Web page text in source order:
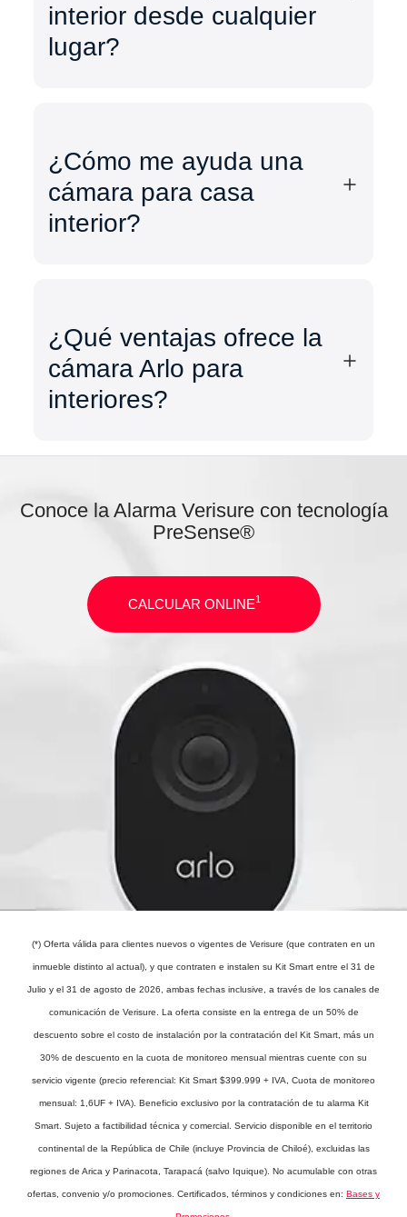
interior desde cualquier
lugar?
¿Cómo me ayuda una
cámara para casa
interior?
¿Qué ventajas ofrece la
cámara Arlo para
interiores?
Conoce la Alarma Verisure con tecnología
PreSense®
CALCULAR ONLINE1
(*) Oferta válida para clientes nuevos o vigentes de Verisure (que contraten en un
inmueble distinto al actual), y que contraten e instalen su Kit Smart entre el 31 de
Julio y el 31 de agosto de 2026, ambas fechas inclusive, a través de los canales de
comunicación de Verisure. La oferta consiste en la entrega de un 50% de
descuento sobre el costo de instalación por la contratación del Kit Smart, más un
30% de descuento en la cuota de monitoreo mensual mientras cuente con su
servicio vigente (precio referencial: Kit Smart $399.999 + IVA, Cuota de monitoreo
mensual: 1,6UF + IVA). Beneficio exclusivo por la contratación de tu alarma Kit
Smart. Sujeto a factibilidad técnica y comercial. Servicio disponible en el territorio
continental de la República de Chile (incluye Provincia de Chiloé), excluidas las
regiones de Arica y Parinacota, Tarapacá (salvo Iquique). No acumulable con otras
ofertas, convenio y/o promociones. Certificados, términos y condiciones en: Bases y